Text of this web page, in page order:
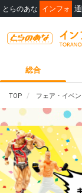
とらのあな インフォ
総合
TOP フェア・イベン